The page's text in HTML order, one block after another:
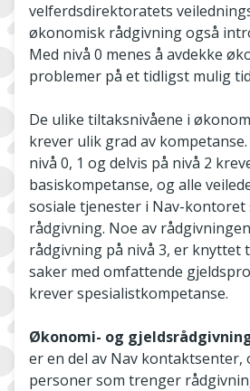
velferdsdirektoratets
økonomisk rådgivning også
Med nivå 0 menes å avdekke
problemer på et tidligst mulig
De ulike tiltaksnivåene i
krever ulik grad av
nivå 0, 1 og delvis på nivå 2
basiskompetanse, og alle
sosiale tjenester i Nav-kontoret
rådgivning. Noe av
rådgivning på nivå 3, er knyttet
saker med omfattende
krever spesialistkompetanse.
Økonomi- og
er en del av Nav kontaktsenter,
personer som trenger